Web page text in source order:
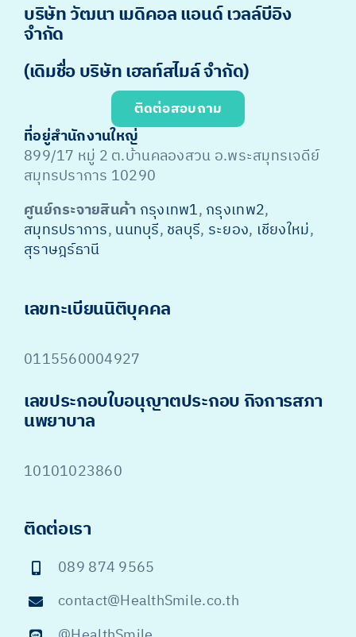
บริษัท วัฒนา เมดิคอล แอนด์ เวลล์บีอิง
จำกัด
(เดิมชื่อ บริษัท เฮลท์สไมล์ จำกัด)
ติดต่อสอบถาม
ที่อยู่สำนักงานใหญ่
899/17 หมู่ 2 ต.บ้านคลองสวน อ.พระสมุทรเจดีย์
สมุทรปราการ 10290
ศูนย์กระจายสินค้า กรุงเทพ1, กรุงเทพ2,
สมุทรปราการ, นนทบุรี, ชลบุรี, ระยอง, เชียงใหม่,
สุราษฎร์ธานี
เลขทะเบียนนิติบุคคล
0115560004927
เลขประกอบใบอนุญาตประกอบ กิจการสภา
นพยาบาล
10101023860
ติดต่อเรา
089 874 9565
contact@HealthSmile.co.th